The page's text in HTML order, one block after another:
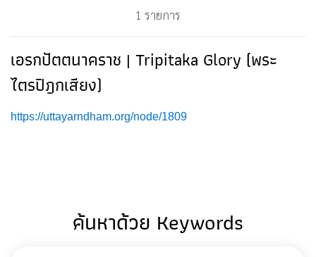
1 รายการ
เอรกปัตตนาคราช | Tripitaka Glory (พระ
ไตรปิฎกเสียง)
https://uttayarndham.org/node/1809
ค้นหาด้วย Keywords